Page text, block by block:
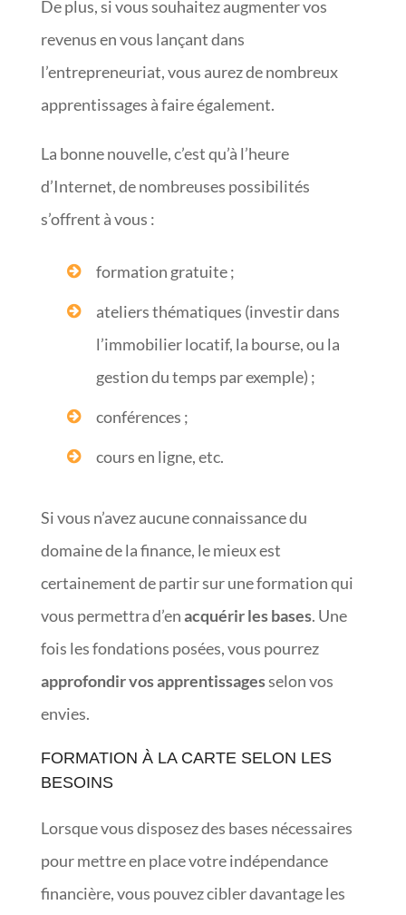
De plus, si vous souhaitez augmenter vos
revenus en vous lançant dans
l’entrepreneuriat, vous aurez de nombreux
apprentissages à faire également.
La bonne nouvelle, c’est qu’à l’heure
d’Internet, de nombreuses possibilités
s’offrent à vous :
formation gratuite ;
ateliers thématiques (investir dans
l’immobilier locatif, la bourse, ou la
gestion du temps par exemple) ;
conférences ;
cours en ligne, etc.
Si vous n’avez aucune connaissance du
domaine de la finance, le mieux est
certainement de partir sur une formation qui
vous permettra d’enacquérir les bases. Une
fois les fondations posées, vous pourrez
approfondir vos apprentissagesselon vos
envies.
FORMATION À LA CARTE SELON LES
BESOINS
Lorsque vous disposez des bases nécessaires
pour mettre en place votre indépendance
financière, vous pouvez cibler davantage les